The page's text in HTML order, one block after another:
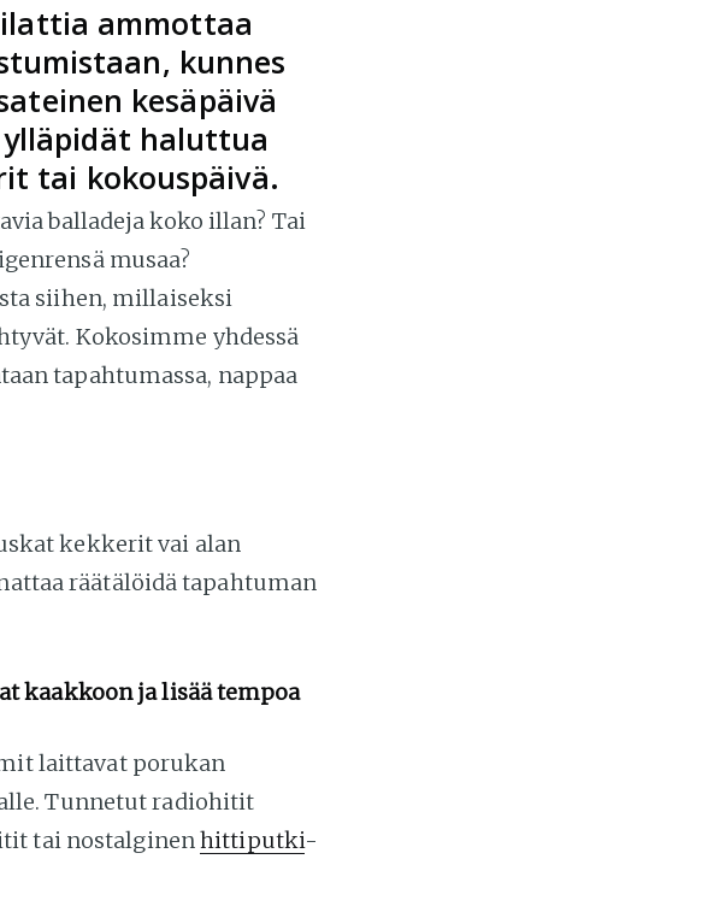
ammottaa
kunnes
kesäpäivä
ylläpidät haluttua
tai kokouspäivä.
balladeja koko illan? Tai
musaa?
siihen, millaiseksi
Kokosimme yhdessä
tapahtumassa, nappaa
kekkerit vai alan
räätälöidä tapahtuman
kaakkoon ja lisää tempoa
laittavat porukan
Tunnetut radiohitit
tai nostalginenhittiputki-